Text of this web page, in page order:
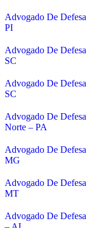
Advogado De
PI
Advogado De
SC
Advogado De
SC
Advogado De
Norte – PA
Advogado De
MG
Advogado De
MT
Advogado De